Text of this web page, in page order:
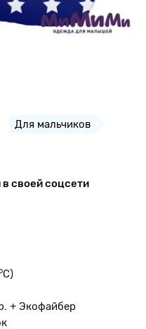
Для мальчиков
своей соцсети
С)
+ Экофайбер